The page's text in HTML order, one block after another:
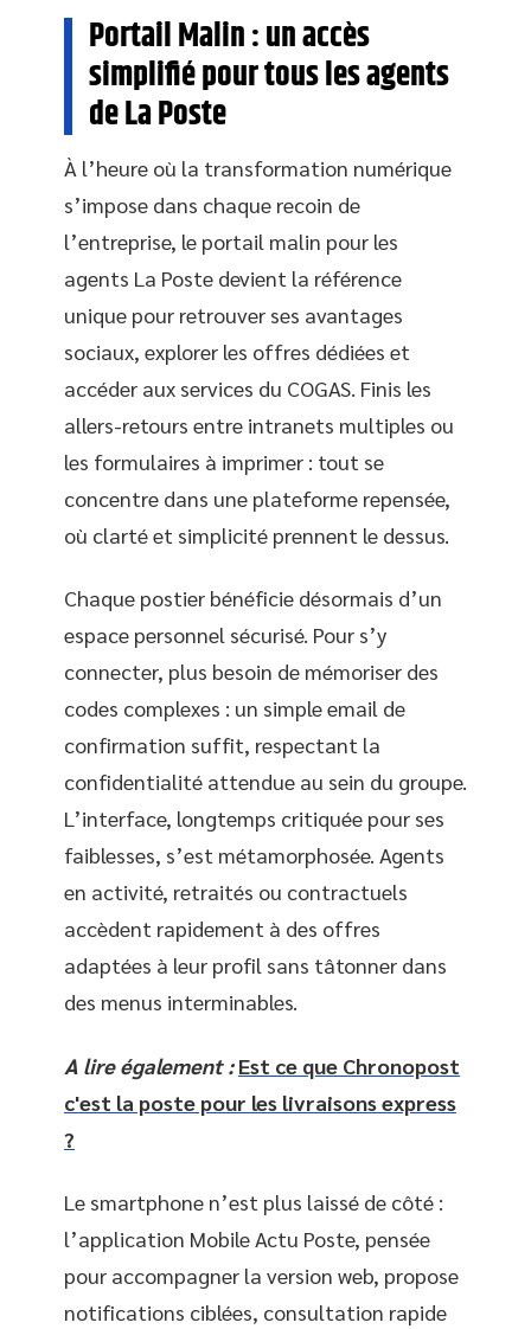
Portail Malin : un accès
simplifié pour tous les agents
de La Poste
À l’heure où la transformation numérique
s’impose dans chaque recoin de
l’entreprise, le portail malin pour les
agents La Poste devient la référence
unique pour retrouver ses avantages
sociaux, explorer les offres dédiées et
accéder aux services du COGAS. Finis les
allers-retours entre intranets multiples ou
les formulaires à imprimer : tout se
concentre dans une plateforme repensée,
où clarté et simplicité prennent le dessus.
Chaque postier bénéficie désormais d’un
espace personnel sécurisé. Pour s’y
connecter, plus besoin de mémoriser des
codes complexes : un simple email de
confirmation suffit, respectant la
confidentialité attendue au sein du groupe.
L’interface, longtemps critiquée pour ses
faiblesses, s’est métamorphosée. Agents
en activité, retraités ou contractuels
accèdent rapidement à des offres
adaptées à leur profil sans tâtonner dans
des menus interminables.
A lire également : Est ce que Chronopost
c'est la poste pour les livraisons express
?
Le smartphone n’est plus laissé de côté :
l’application Mobile Actu Poste, pensée
pour accompagner la version web, propose
notifications ciblées, consultation rapide